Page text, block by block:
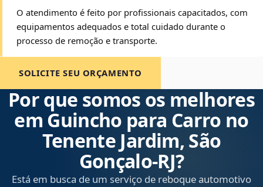
O atendimento é feito por profissionais capacitados, com
equipamentos adequados e total cuidado durante o
processo de remoção e transporte.
SOLICITE SEU ORÇAMENTO
Por que somos os melhores
em Guincho para Carro no
Tenente Jardim, São
Gonçalo‑RJ?
Está em busca de um serviço de reboque automotivo